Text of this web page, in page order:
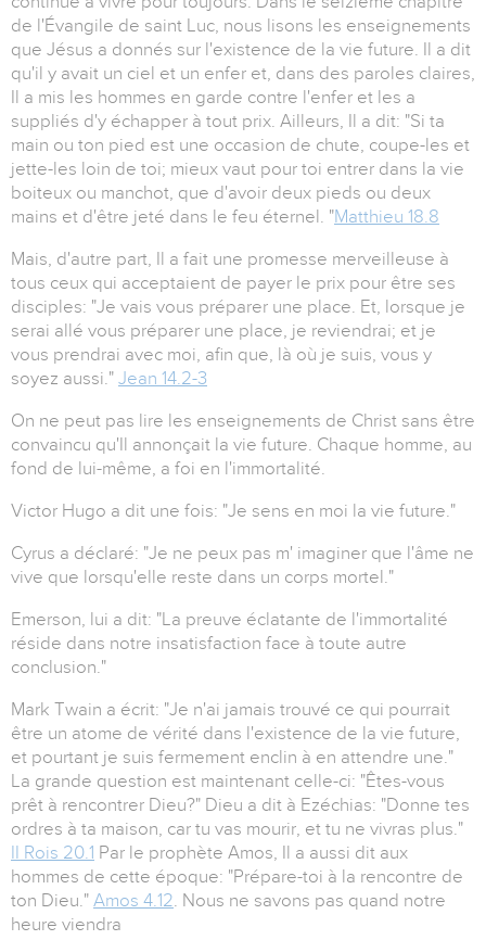
de l'Évangile de saint Luc, nous lisons les enseignements
que Jésus a donnés sur l'existence de la vie future. Il a dit
qu'il y avait un ciel et un enfer et, dans des paroles claires,
Il a mis les hommes en garde contre l'enfer et les a
suppliés d'y échapper à tout prix. Ailleurs, Il a dit: "Si ta
main ou ton pied est une occasion de chute, coupe-les et
jette-les loin de toi; mieux vaut pour toi entrer dans la vie
boiteux ou manchot, que d'avoir deux pieds ou deux
mains et d'être jeté dans le feu éternel. "Matthieu 18.8
Mais, d'autre part, Il a fait une promesse merveilleuse à
tous ceux qui acceptaient de payer le prix pour être ses
disciples: "Je vais vous préparer une place. Et, lorsque je
serai allé vous préparer une place, je reviendrai; et je
vous prendrai avec moi, afin que, là où je suis, vous y
soyez aussi." Jean 14.2-3
On ne peut pas lire les enseignements de Christ sans être
convaincu qu'Il annonçait la vie future. Chaque homme, au
fond de lui-même, a foi en l'immortalité.
Victor Hugo a dit une fois: "Je sens en moi la vie future."
Cyrus a déclaré: "Je ne peux pas m' imaginer que l'âme ne
vive que lorsqu'elle reste dans un corps mortel."
Emerson, lui a dit: "La preuve éclatante de l'immortalité
réside dans notre insatisfaction face à toute autre
conclusion."
Mark Twain a écrit: "Je n'ai jamais trouvé ce qui pourrait
être un atome de vérité dans l'existence de la vie future,
et pourtant je suis fermement enclin à en attendre une."
La grande question est maintenant celle-ci: "Êtes-vous
prêt à rencontrer Dieu?" Dieu a dit à Ezéchias: "Donne tes
ordres à ta maison, car tu vas mourir, et tu ne vivras plus."
II Rois 20.1 Par le prophète Amos, Il a aussi dit aux
hommes de cette époque: "Prépare-toi à la rencontre de
ton Dieu." Amos 4.12. Nous ne savons pas quand notre
heure viendra